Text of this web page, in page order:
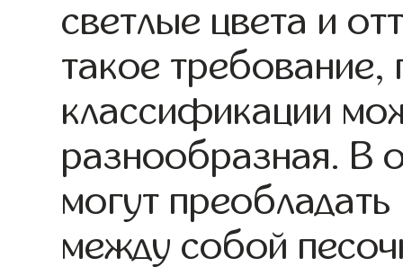
светлые цвета и
такое требование,
классификации
разнообразная. В
могут
между собой